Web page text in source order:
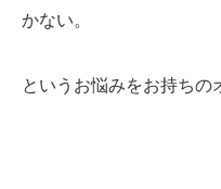
かない。
というお悩みをお持ちの